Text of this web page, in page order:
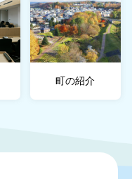
町の紹介